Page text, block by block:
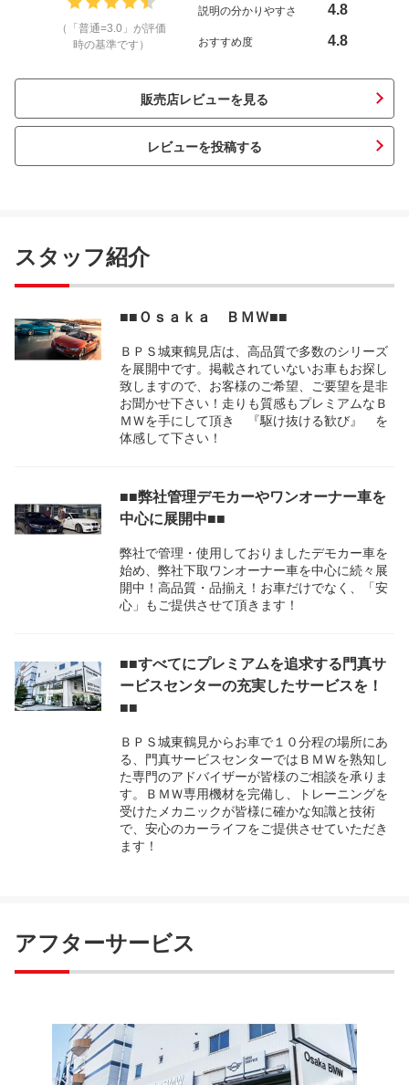
（「普通=3.0」が評価
時の基準です）
説明の分かりやすさ 4.8
おすすめ度 4.8
販売店レビューを見る
レビューを投稿する
スタッフ紹介
■■Ｏｓａｋａ ＢＭＷ■■
ＢＰＳ城東鶴見店は、高品質で多数のシリーズ
を展開中です。掲載されていないお車もお探し
致しますので、お客様のご希望、ご要望を是非
お聞かせ下さい！走りも質感もプレミアムなＢ
ＭＷを手にして頂き 『駆け抜ける歓び』 を
体感して下さい！
■■弊社管理デモカーやワンオーナー車を
中心に展開中■■
弊社で管理・使用しておりましたデモカー車を
始め、弊社下取ワンオーナー車を中心に続々展
開中！高品質・品揃え！お車だけでなく、「安
心」もご提供させて頂きます！
■■すべてにプレミアムを追求する門真サ
ービスセンターの充実したサービスを！
■■
ＢＰＳ城東鶴見からお車で１０分程の場所にあ
る、門真サービスセンターではＢＭＷを熟知し
た専門のアドバイザーが皆様のご相談を承りま
す。ＢＭＷ専用機材を完備し、トレーニングを
受けたメカニックが皆様に確かな知識と技術
で、安心のカーライフをご提供させていただき
ます！
アフターサービス